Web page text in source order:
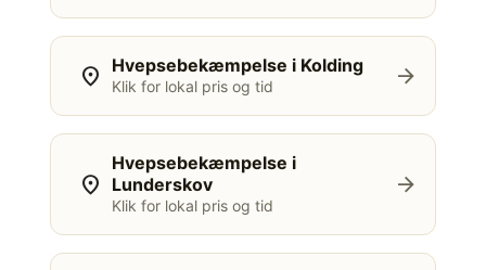
location_on Hvepsebekæmpelse i Kolding
Klik for lokal pris og tid arrow_forward
location_on
Hvepsebekæmpelse i
Lunderskov
Klik for lokal pris og tid
arrow_forward